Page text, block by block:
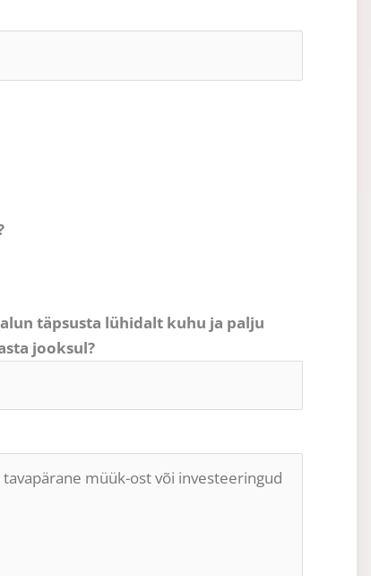
täpsusta lühidalt kuhu ja palju
jooksul?